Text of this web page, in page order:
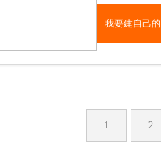
我要建自己
1 2